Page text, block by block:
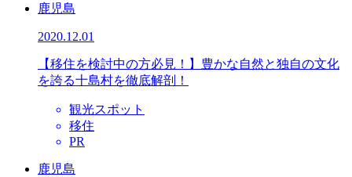
鹿児島
2020.12.01
【移住を検討中の方必見！】豊かな自然と独自の文化
を誇る十島村を徹底解剖！
観光スポット
移住
PR
鹿児島